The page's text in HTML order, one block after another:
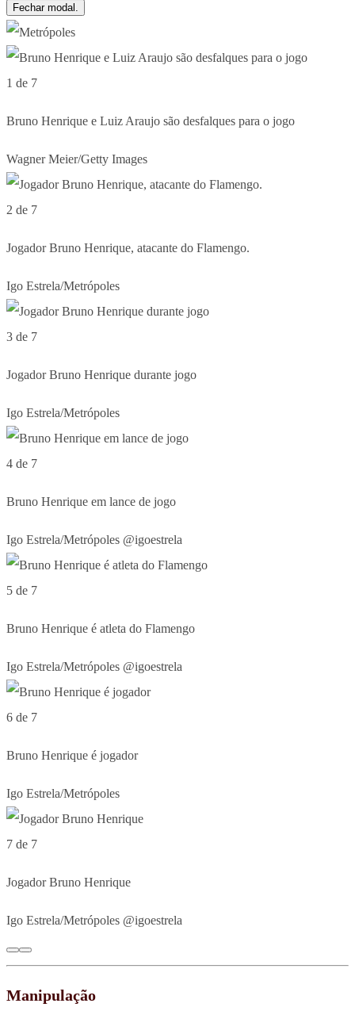
Fechar modal.
1 de 7
Bruno Henrique e Luiz Araujo são desfalques para o jogo
Wagner Meier/Getty Images
2 de 7
Jogador Bruno Henrique, atacante do Flamengo.
Igo Estrela/Metrópoles
3 de 7
Jogador Bruno Henrique durante jogo
Igo Estrela/Metrópoles
4 de 7
Bruno Henrique em lance de jogo
Igo Estrela/Metrópoles @igoestrela
5 de 7
Bruno Henrique é atleta do Flamengo
Igo Estrela/Metrópoles @igoestrela
6 de 7
Bruno Henrique é jogador
Igo Estrela/Metrópoles
7 de 7
Jogador Bruno Henrique
Igo Estrela/Metrópoles @igoestrela
Manipulação